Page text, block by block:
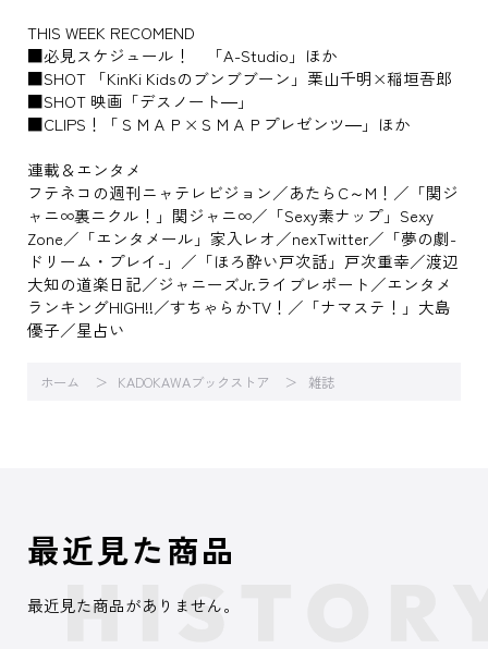
THIS WEEK RECOMEND
■必見スケジュール！ 「A-Studio」ほか
■SHOT 「KinKi Kidsのブンブブーン」栗山千明×稲垣吾郎
■SHOT 映画「デスノート―」
■CLIPS！「ＳＭＡＰ×ＳＭＡＰプレゼンツ―」ほか
連載＆エンタメ
フテネコの週刊ニャテレビジョン／あたらC～M！／「関ジ
ャニ∞裏ニクル！」関ジャニ∞／「Sexy素ナップ」Sexy
Zone／「エンタメール」家入レオ／nexTwitter／「夢の劇-
ドリーム・プレイ-」／「ほろ酔い戸次話」戸次重幸／渡辺
大知の道楽日記／ジャニーズJr.ライブレポート／エンタメ
ランキングHIGH!!／すちゃらかTV！／「ナマステ！」大島
優子／星占い
ホーム KADOKAWAブックストア 雑誌
最近見た商品
最近見た商品がありません。